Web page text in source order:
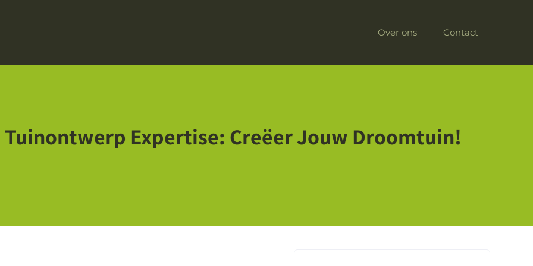
Over ons Contact
Tuinontwerp Expertise: Creëer Jouw Droomtuin!